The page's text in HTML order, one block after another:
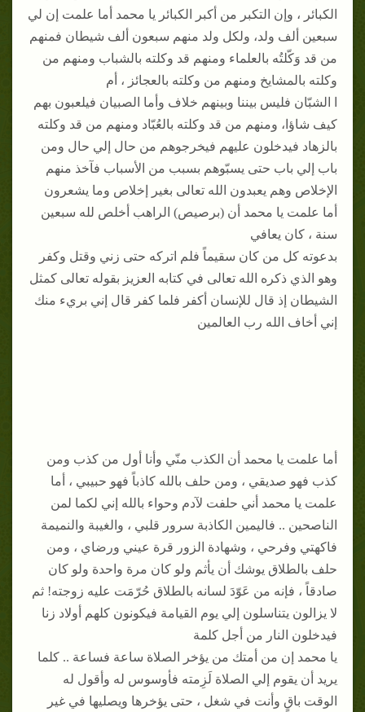
الكبائر ، وإن التكبر من أكبر الكبائر يا محمد أما علمت إن لي
سبعين ألف ولد، ولكل ولد منهم سبعون ألف شيطان فمنهم
من قد وَكّلتُه بالعلماء ومنهم قد وكلته بالشباب ومنهم من
وكلته بالمشايخ ومنهم من وكلته بالعجائز ، أم
ا الشبّان فليس بيننا وبينهم خلاف وأما الصبيان فيلعبون بهم
كيف شاؤا، ومنهم من قد وكلته بالعُبّاد ومنهم من قد وكلته
بالزهاد فيدخلون عليهم فيخرجوهم من حال إلي حال ومن
باب إلي باب حتى يسبّوهم بسبب من الأسباب فآخذ منهم
الإخلاص وهم يعبدون الله تعالى بغير إخلاص وما يشعرون
أما علمت يا محمد أن (برصيص) الراهب أخلص لله سبعين
سنة ، كان يعافي
بدعوته كل من كان سقيماً فلم اتركه حتى زني وقتل وكفر
وهو الذي ذكره الله تعالى في كتابه العزيز بقوله تعالى كمثل
الشيطان إذ قال للإنسان أكفر فلما كفر قال إني بريء منك
إني أخاف الله رب العالمين
أما علمت يا محمد أن الكذب منّي وأنا أول من كذب ومن
كذب فهو صديقي ، ومن حلف بالله كاذباً فهو حبيبي ، أما
علمت يا محمد أني حلفت لآدم وحواء بالله إني لكما لمن
الناصحين .. فاليمين الكاذبة سرور قلبي ، والغيبة والنميمة
فاكهتي وفرحي ، وشهادة الزور قرة عيني ورضاي ، ومن
حلف بالطلاق يوشك أن يأثم ولو كان مرة واحدة ولو كان
صادقاً ، فإنه من عَوّدَ لسانه بالطلاق حُرّمَت عليه زوجته! ثم
لا يزالون يتناسلون إلي يوم القيامة فيكونون كلهم أولاد زنا
فيدخلون النار من أجل كلمة
يا محمد إن من أمتك من يؤخر الصلاة ساعة فساعة .. كلما
يريد أن يقوم إلي الصلاة لَزِمته فأوسوس له وأقول له
الوقت باقٍ وأنت في شغل ، حتى يؤخرها ويصليها في غير